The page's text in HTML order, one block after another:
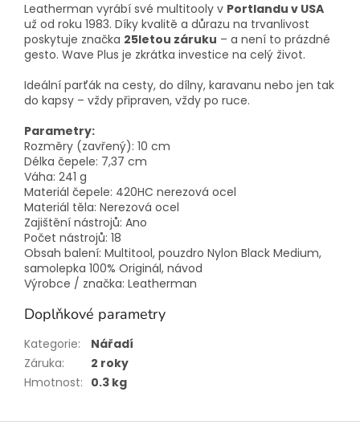
Leatherman vyrábí své multitooly v Portlandu v USA
už od roku 1983. Díky kvalitě a důrazu na trvanlivost
poskytuje značka 25letou záruku – a není to prázdné
gesto. Wave Plus je zkrátka investice na celý život.
Ideální parťák na cesty, do dílny, karavanu nebo jen tak
do kapsy – vždy připraven, vždy po ruce.
Parametry:
Rozměry (zavřený): 10 cm
Délka čepele: 7,37 cm
Váha: 241 g
Materiál čepele: 420HC nerezová ocel
Materiál těla: Nerezová ocel
Zajištění nástrojů: Ano
Počet nástrojů: 18
Obsah balení: Multitool, pouzdro Nylon Black Medium,
samolepka 100% Originál, návod
Výrobce / značka: Leatherman
Doplňkové parametry
Kategorie:
Nářadí
Záruka:
2 roky
Hmotnost: 0.3 kg
Z